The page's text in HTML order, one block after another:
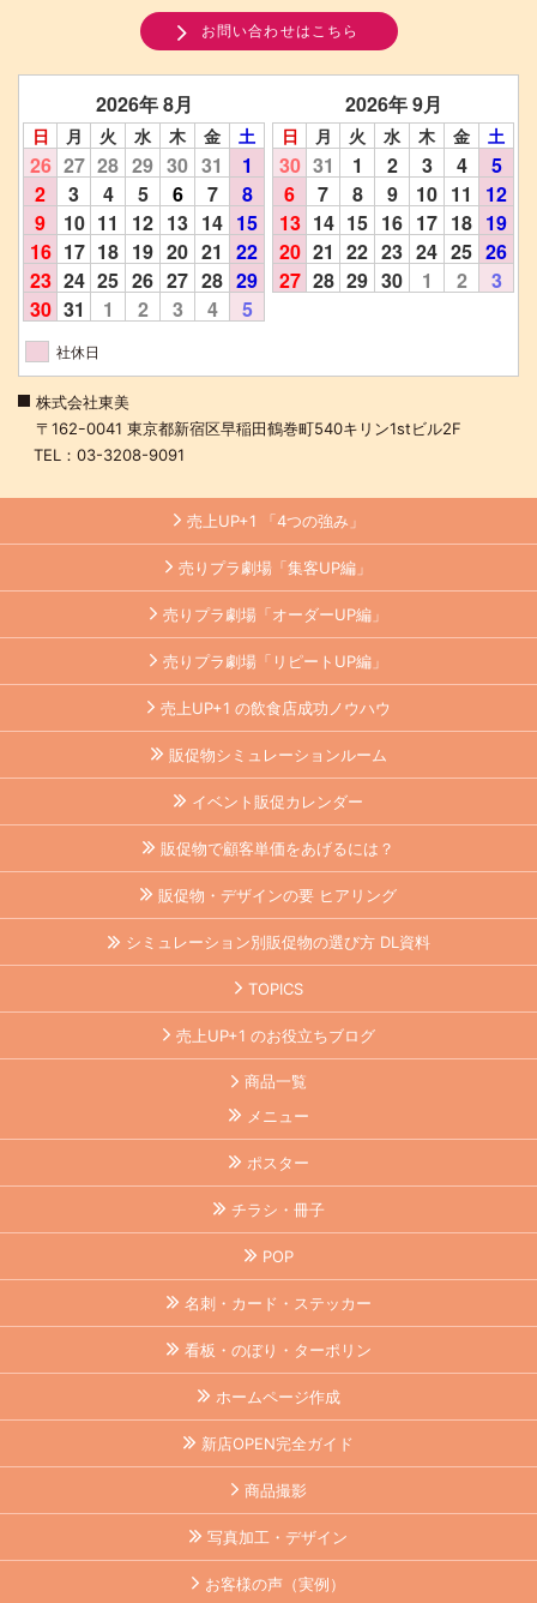
お問い合わせはこちら
2026年 8月
日 月 火 水 木 金 土
26 27 28 29 30 31
1
2
3 4 5 6 7
8
9
10 11 12 13 14 15
16 17 18 19 20 21
22
23 24 25 26 27 28 29
30 31 1 2 3 4 5
2026年 9月
日 月 火 水 木 金 土
30 31 1 2 3 4
5
6
7 8 9 10 11
12
13 14 15 16 17 18 19
20 21 22 23 24 25 26
27 28 29 30 1 2 3
社休日
株式会社東美
〒162ｰ0041 東京都新宿区早稲田鶴巻町540キリン1stビル2F
TEL：03-3208-9091
売上UP+1 「4つの強み」
売りプラ劇場「集客UP編」
売りプラ劇場「オーダーUP編」
売りプラ劇場「リピートUP編」
売上UP+1 の飲食店成功ノウハウ
販促物シミュレーションルーム
イベント販促カレンダー
販促物で顧客単価をあげるには？
販促物・デザインの要 ヒアリング
シミュレーション別販促物の選び方 DL資料
TOPICS
売上UP+1 のお役立ちブログ
商品一覧
メニュー
ポスター
チラシ・冊子
POP
名刺・カード・ステッカー
看板・のぼり・ターポリン
ホームページ作成
新店OPEN完全ガイド
商品撮影
写真加工・デザイン
お客様の声（実例）